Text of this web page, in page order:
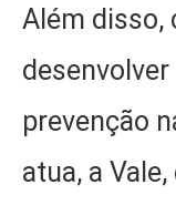
Além disso,
prevenção
atua, a